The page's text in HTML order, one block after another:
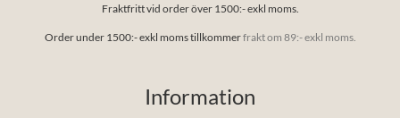
Fraktfritt vid order över 1500:- exkl moms.
Order under 1500:- exkl moms tillkommerfrakt om 89:- exkl moms.
Information